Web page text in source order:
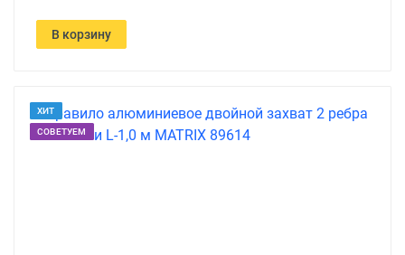
В корзину
ХИТ
СОВЕТУЕМ